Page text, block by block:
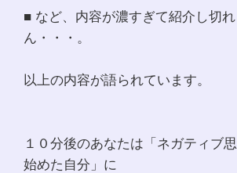
■ など、内容が濃すぎて紹介し切
ん・・・。
以上の内容が語られています。
１０分後のあなたは「ネガティブ
始めた自分」に